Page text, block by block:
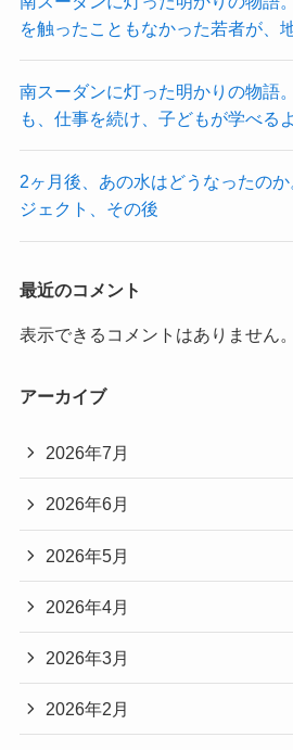
を触ったこともなかった若者が、
南スーダンに灯った明かりの物
も、仕事を続け、子どもが学べる
2ヶ月後、あの水はどうなったの
ジェクト、その後
最近のコメント
表示できるコメントはありません。
アーカイブ
2026年7月
2026年6月
2026年5月
2026年4月
2026年3月
2026年2月